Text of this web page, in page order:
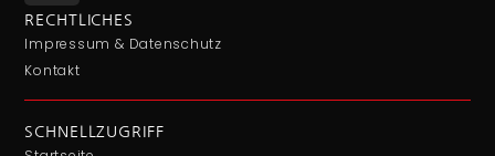
RECHTLICHES
Impressum & Datenschutz
Kontakt
SCHNELLZUGRIFF